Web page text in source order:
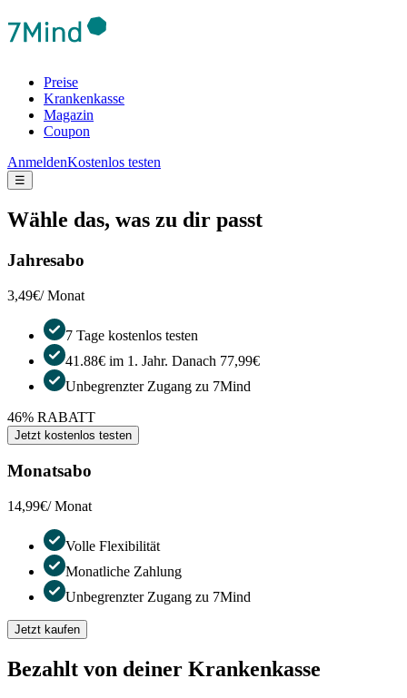
Preise
Krankenkasse
Magazin
Coupon
AnmeldenKostenlos testen
☰
Wähle das, was zu dir passt
Jahresabo
3,49€/ Monat
7 Tage kostenlos testen
41.88€ im 1. Jahr. Danach 77,99€
Unbegrenzter Zugang zu 7Mind
46% RABATT
Jetzt kostenlos testen
Monatsabo
14,99€/ Monat
Volle Flexibilität
Monatliche Zahlung
Unbegrenzter Zugang zu 7Mind
Jetzt kaufen
Bezahlt von deiner Krankenkasse